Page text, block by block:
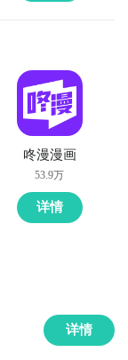
咚漫漫画
53.9万
详情
详情